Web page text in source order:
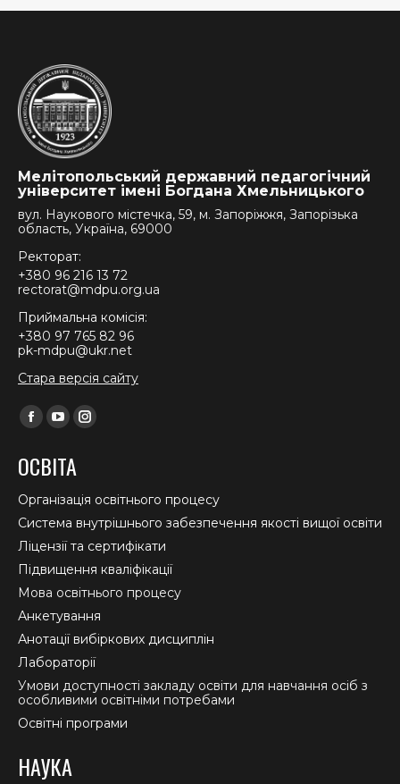
Мелітопольський державний педагогічний
університет імені Богдана Хмельницького
вул. Наукового містечка, 59, м. Запоріжжя, Запорізька
область, Україна, 69000
Ректорат:
+380 96 216 13 72
rectorat@mdpu.org.ua
Приймальна комісія:
+380 97 765 82 96
pk-mdpu@ukr.net
Стара версія сайту
Find us on:
Facebook
opens
in
new
window
YouTube
opens
in
new
window
Instagram
in
new
window
ОСВІТА
Організація освітнього процесу
Система внутрішнього забезпечення якості вищої освіти
Ліцензії та сертифікати
Підвищення кваліфікації
Мова освітнього процесу
Анкетування
Анотації вибіркових дисциплін
Лабораторії
Умови доступності закладу освіти для навчання осіб з
особливими освітніми потребами
Освітні програми
НАУКА